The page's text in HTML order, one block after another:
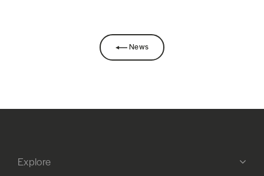
News
Explore